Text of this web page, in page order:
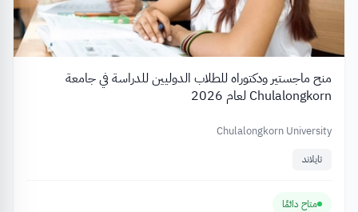
منح ماجستير ودكتوراه للطلاب الدوليين للدراسة في جامعة
Chulalongkorn لعام 2026
Chulalongkorn University
تايلاند
متاح دائمًا